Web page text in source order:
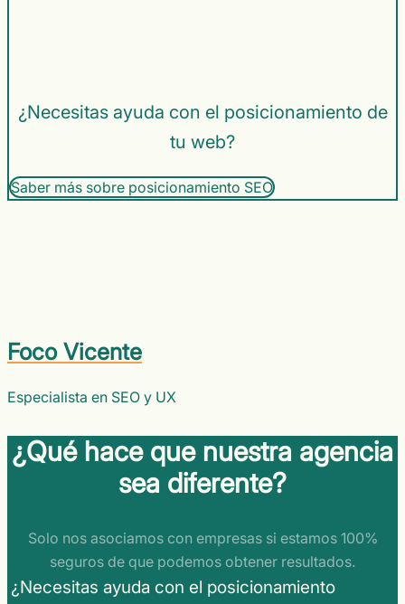
¿Necesitas ayuda con el posicionamiento de
tu web?
Saber más sobre posicionamiento SEO
Foco Vicente
Especialista en SEO y UX
¿Qué hace que nuestra agencia
sea diferente?
Solo nos asociamos con empresas si estamos 100%
seguros de que podemos obtener resultados.
¿Necesitas ayuda con el posicionamiento